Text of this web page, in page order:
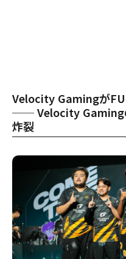
Velocity Gamingが
── Velocity Gaming
炸裂